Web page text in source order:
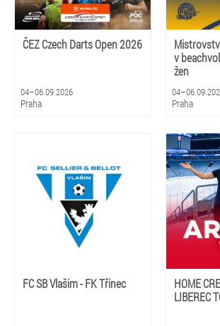
ČEZ Czech Darts Open 2026
04–06.09.2026
Praha
v
žen
Praha
FC SB Vlašim - FK Třinec
HOME
LIBEREC